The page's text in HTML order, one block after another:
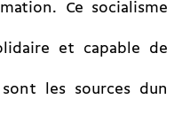
Ce socialisme
et capable de
les sources dun